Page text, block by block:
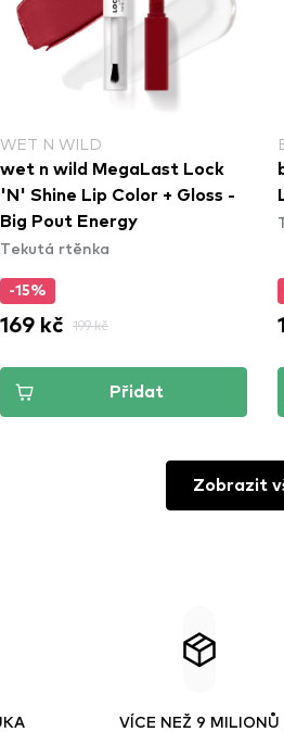
WET N WILD
wet n wild MegaLast Lock
'N' Shine Lip Color + Gloss -
Big Pout Energy
Tekutá rtěnka
-15%
169 kč 199 kč
Přidat
Zobrazit
VÍCE NEŽ 9 MILIONŮ